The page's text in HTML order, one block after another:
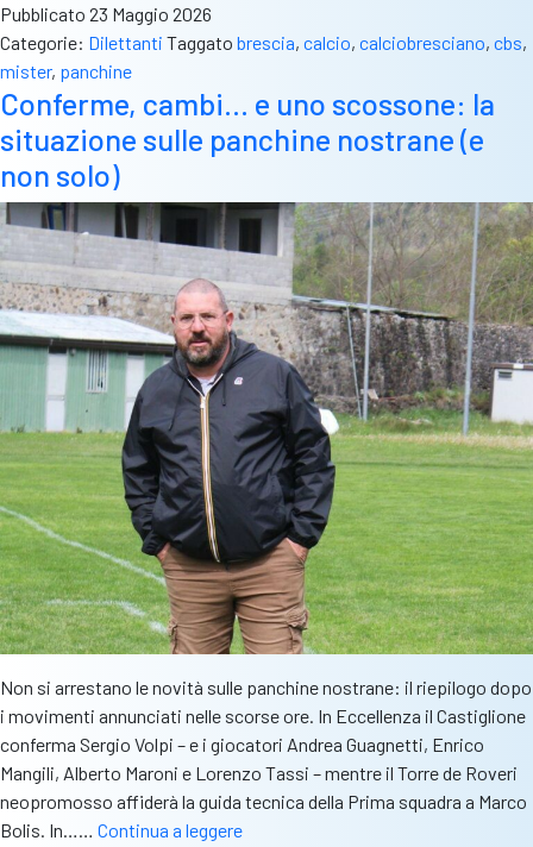
sulle
panchine
bresciane
dall’Eccellenza
alla
Prima
categoria
Pubblicato 23 Maggio 2026
Categorie: Dilettanti Taggato brescia, calcio, calciobresciano, cbs,
mister, panchine
Conferme, cambi… e uno scossone: la
situazione sulle panchine nostrane (e
non solo)
Non si arrestano le novità sulle panchine nostrane: il riepilogo dopo
i movimenti annunciati nelle scorse ore. In Eccellenza il Castiglione
conferma Sergio Volpi – e i giocatori Andrea Guagnetti, Enrico
Mangili, Alberto Maroni e Lorenzo Tassi – mentre il Torre de Roveri
neopromosso affiderà la guida tecnica della Prima squadra a Marco
Bolis. In…… Continua a leggereConferme,